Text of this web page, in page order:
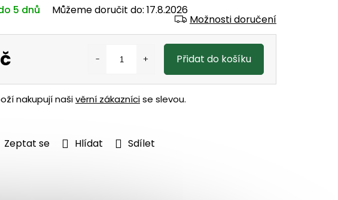
Zeptat se Hlídat Sdílet
Můžeme doručit do: 17.8.2026
Možnosti doručení
5 dnů
Přidat do košíku
nakupují našivěrní zákaznícise slevou.